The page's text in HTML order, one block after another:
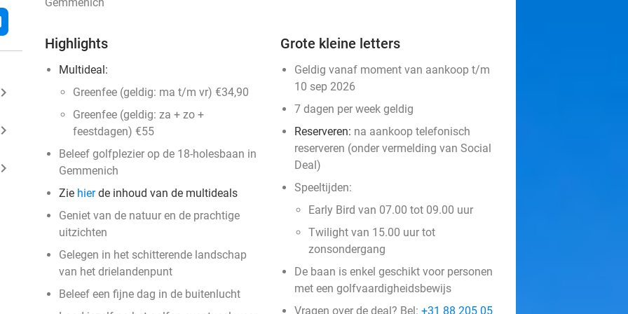
keyboard_arrow_right
keyboard_arrow_right
keyboard_arrow_right
Highlights
Multideal:
Greenfee (geldig: ma t/m vr) €34,90
Greenfee (geldig: za + zo +
feestdagen) €55
Beleef golfplezier op de 18-holesbaan in
Gemmenich
Zie hierde inhoud van de multideals
Geniet van de natuur en de prachtige
uitzichten
Gelegen in het schitterende landschap
van het drielandenpunt
Beleef een fijne dag in de buitenlucht
Grote kleine letters
Geldig vanaf moment van aankoop t/m
10 sep 2026
7 dagen per week geldig
Reserveren: na aankoop telefonisch
reserveren (onder vermelding van Social
Deal)
Speeltijden:
Early Bird van 07.00 tot 09.00 uur
Twilight van 15.00 uur tot
zonsondergang
De baan is enkel geschikt voor personen
met een golfvaardigheidsbewijs
Vragen over de deal? Bel: +31 88 205 05